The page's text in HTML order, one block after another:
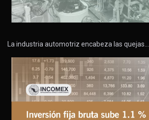
La industria automotriz encabeza las quejas…